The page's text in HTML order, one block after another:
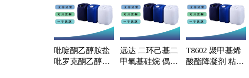
酯树脂、复合油墨树脂、高分子化合物、润滑脂拉丝
剂、润滑油破乳剂、膜强度增强剂、润滑油增稠剂、润
滑脂增粘剂、导热油复合剂、硫化烷基酚钙、活塞环释
放剂
吡啶酮乙醇胺盐
吡罗克酮乙醇铵
远达 二环己基二
甲氧基硅烷 偶联
T8602 聚甲基烯
酸酯降凝剂 粘度